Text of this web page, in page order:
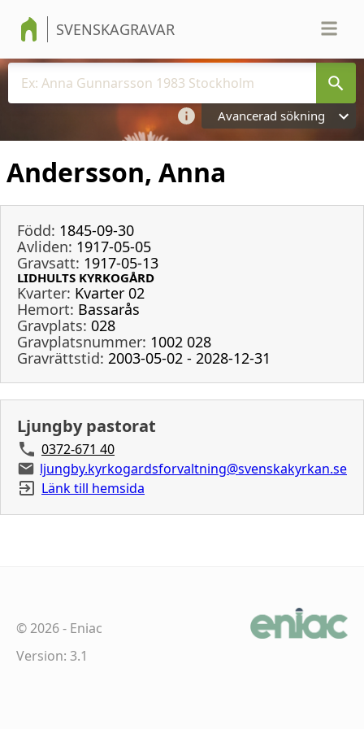
SVENSKAGRAVAR
Avancerad sökning
Andersson, Anna
Född: 1845-09-30
Avliden: 1917-05-05
Gravsatt: 1917-05-13
LIDHULTS KYRKOGÅRD
Kvarter: Kvarter 02
Hemort: Bassarås
Gravplats: 028
Gravplatsnummer: 1002 028
Gravrättstid: 2003-05-02 - 2028-12-31
Ljungby pastorat
0372-671 40
ljungby.kyrkogardsforvaltning@svenskakyrkan.se
Länk till hemsida
©2026- Eniac
Version: 3.1